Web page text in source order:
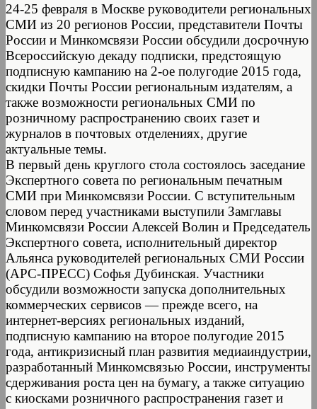
24-25 февраля в Москве руководители региональных
СМИ из 20 регионов России, представители Почты
России и Минкомсвязи России обсудили досрочную
Всероссийскую декаду подписки, предстоящую
подписную кампанию на 2-ое полугодие 2015 года,
скидки Почты России региональным издателям, а
также возможности региональных СМИ по
розничному распространению своих газет и
журналов в почтовых отделениях, другие
актуальные темы.
В первый день круглого стола состоялось заседание
Экспертного совета по региональным печатным
СМИ при Минкомсвязи России. С вступительным
словом перед участниками выступили Замглавы
Минкомсвязи России Алексей Волин и Председатель
Экспертного совета, исполнительный директор
Альянса руководителей региональных СМИ России
(АРС-ПРЕСС) Софья Дубинская. Участники
обсудили возможности запуска дополнительных
коммерческих сервисов — прежде всего, на
интернет-версиях региональных изданий,
подписную кампанию на второе полугодие 2015
года, антикризисный план развития медиаиндустрии,
разработанный Минкомсвязью России, инструменты
сдерживания роста цен на бумагу, а также ситуацию
с киосками розничного распространения газет и